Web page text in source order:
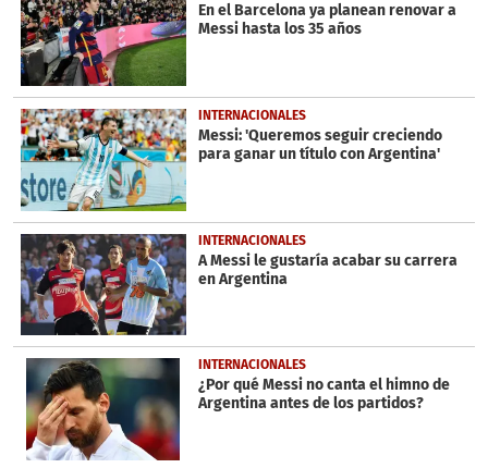
En el Barcelona ya planean renovar a
Messi hasta los 35 años
INTERNACIONALES
Messi: 'Queremos seguir creciendo
para ganar un título con Argentina'
INTERNACIONALES
A Messi le gustaría acabar su carrera
en Argentina
INTERNACIONALES
¿Por qué Messi no canta el himno de
Argentina antes de los partidos?